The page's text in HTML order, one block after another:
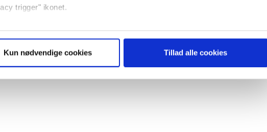
trigger" ikonet.
af dens unikke karakteristika (fingerprinting)
Kun nødvendige cookies Tillad alle cookies